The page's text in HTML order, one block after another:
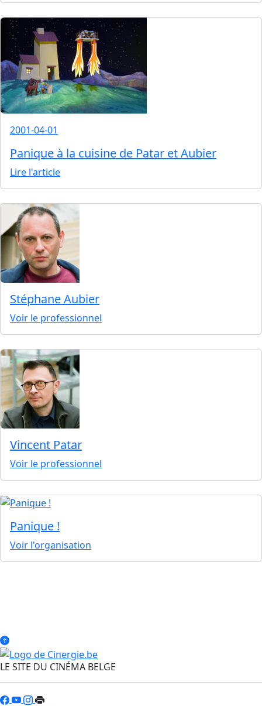
2001-04-01
Panique à la cuisine de Patar et Aubier
Lire l'article
Stéphane Aubier
Voir le professionnel
Vincent Patar
Voir le professionnel
Panique !
Voir l'organisation
LE SITE DU CINÉMA BELGE